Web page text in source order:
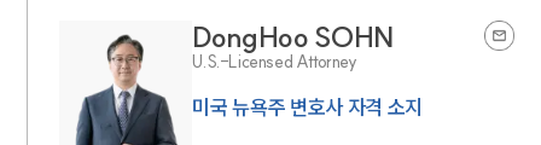
DongHoo SOHN
U.S.-Licensed Attorney
미국 뉴욕주 변호사 자격 소지